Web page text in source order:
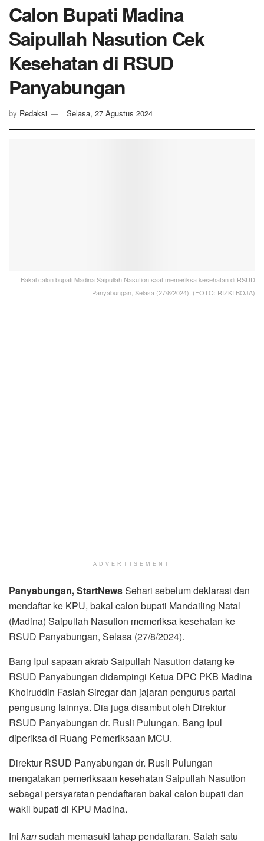
Calon Bupati Madina
Saipullah Nasution Cek
Kesehatan di RSUD
Panyabungan
by Redaksi Selasa, 27 Agustus 2024
Bakal calon bupati Madina Saipullah Nasution saat memeriksa kesehatan di RSUD
Panyabungan, Selasa (27/8/2024). (FOTO: RIZKI BOJA)
ADVERTISEMENT
Panyabungan, StartNewsSehari sebelum deklarasi dan
mendaftar ke KPU, bakal calon bupati Mandailing Natal
(Madina) Saipullah Nasution memeriksa kesehatan ke
RSUD Panyabungan, Selasa (27/8/2024).
Bang Ipul sapaan akrab Saipullah Nasution datang ke
RSUD Panyabungan didampingi Ketua DPC PKB Madina
Khoiruddin Faslah Siregar dan jajaran pengurus partai
pengusung lainnya. Dia juga disambut oleh Direktur
RSUD Panyabungan dr. Rusli Pulungan. Bang Ipul
diperiksa di Ruang Pemeriksaan MCU.
Direktur RSUD Panyabungan dr. Rusli Pulungan
mengatakan pemeriksaan kesehatan Saipullah Nasution
sebagai persyaratan pendaftaran bakal calon bupati dan
wakil bupati di KPU Madina.
Ini kansudah memasuki tahap pendaftaran. Salah satu